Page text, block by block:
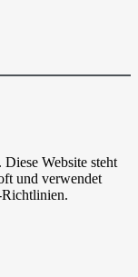
Website steht
und verwendet